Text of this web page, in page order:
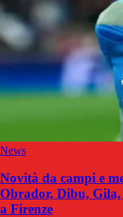
News
Novità da campi e
Obrador, Dibu,
a Firenze